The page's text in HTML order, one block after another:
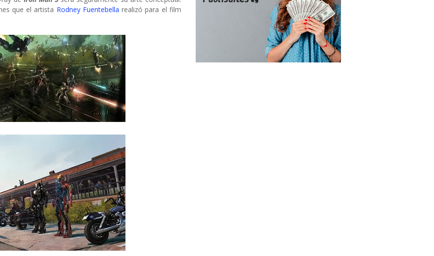
que el artista Rodney Fuentebella realizó para el film